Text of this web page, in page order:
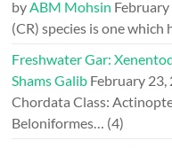
byABM Mohsin
(CR) species is one which
Freshwater Gar:
Shams Galib February 23,
Chordata Class:
Beloniformes… (4)